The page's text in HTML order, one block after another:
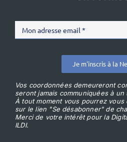
Je m'inscris à la
Vos coordonnées demeureront
seront jamais communiquées à
À tout moment vous pourrez
sur le lien "Se désabonner" de
Merci de votre intérêt pour la
ILDI.